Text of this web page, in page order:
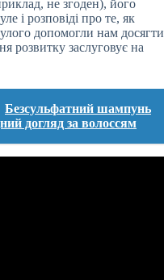
не згоден), його
і розповіді про те, як
допомогли нам досягти
розвитку заслуговує на
Безсульфатний шампунь
догляд за волоссям